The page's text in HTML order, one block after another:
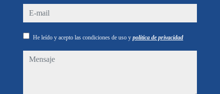
e-mail
He leído y acepto las condiciones de uso y política de privacidad
mensaje